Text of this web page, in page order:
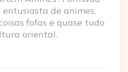
entusiasta de animes,
fofas e quase tudo
oriental.